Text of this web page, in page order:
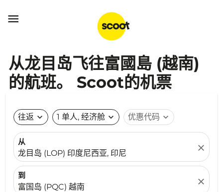

从龙目岛飞往富國島 (越南)
的航班。 Scoot的机票
往返 expand_more 1 单人, 经济舱 expand_more 优惠代码 expand_more
从
龙目岛 (LOP) 印度尼西亚, 印尼
close
到
富国岛 (PQC) 越南
close